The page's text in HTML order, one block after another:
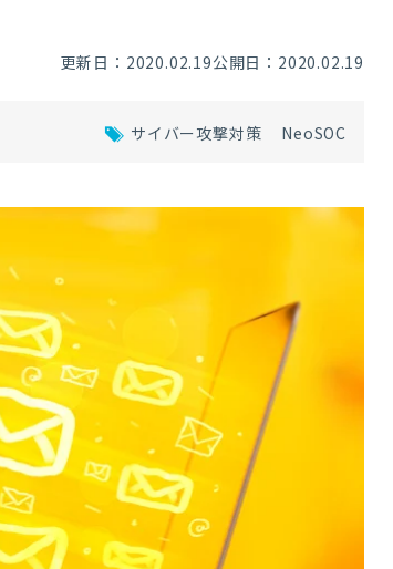
更新日：2020.02.19公開日：2020.02.19
サイバー攻撃対策 NeoSOC